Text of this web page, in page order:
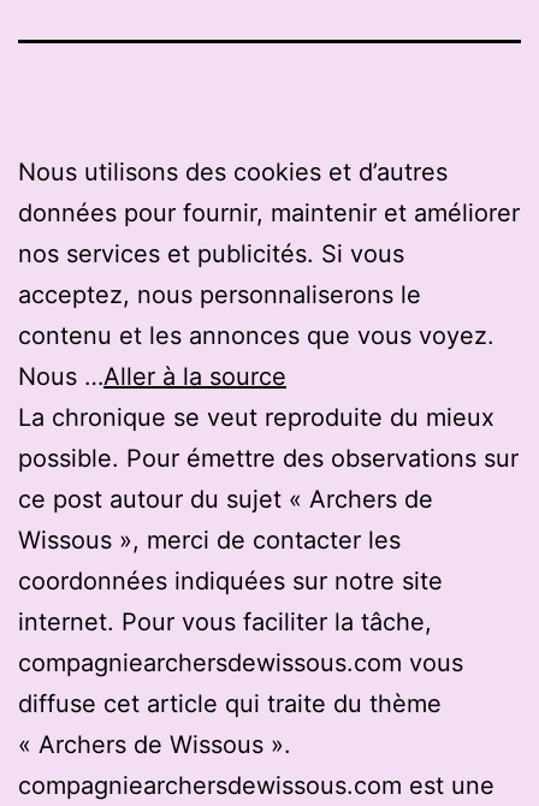
Nous utilisons des cookies et d’autres
données pour fournir, maintenir et améliorer
nos services et publicités. Si vous
acceptez, nous personnaliserons le
contenu et les annonces que vous voyez.
Nous …Aller à la source
La chronique se veut reproduite du mieux
possible. Pour émettre des observations sur
ce post autour du sujet « Archers de
Wissous », merci de contacter les
coordonnées indiquées sur notre site
internet. Pour vous faciliter la tâche,
compagniearchersdewissous.com vous
diffuse cet article qui traite du thème
« Archers de Wissous ».
compagniearchersdewissous.com est une